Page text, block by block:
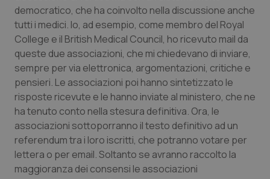
Quotidiano Oncologia
Quotidiano Pediatria
Rene & patologie urogenitali
Salute orale & impianti
Sangue & coagulazione
democratico, che ha coinvolto nella discussione anche
tutti i medici. Io, ad esempio, come membro del Royal
College e il British Medical Council, ho ricevuto mail da
queste due associazioni, che mi chiedevano di inviare,
sempre per via elettronica, argomentazioni, critiche e
pensieri. Le associazioni poi hanno sintetizzato le
risposte ricevute e le hanno inviate al ministero, che ne
ha tenuto conto nella stesura definitiva. Ora, le
associazioni sottoporranno il testo definitivo ad un
referendum tra i loro iscritti, che potranno votare per
lettera o per email. Soltanto se avranno raccolto la
maggioranza dei consensi le associazioni